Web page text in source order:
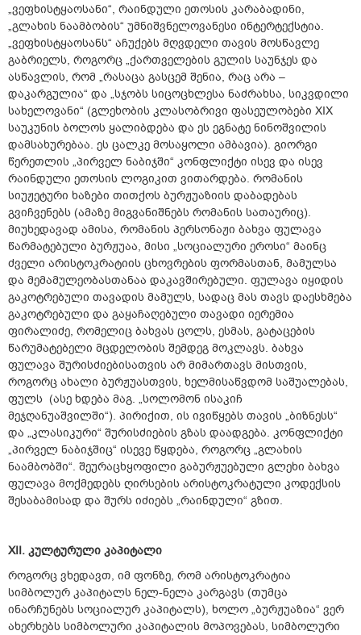
„ვეფხისტყაოსანი“, რაინდული ეთოსის კარაბადინი,
„გლახის ნაამბობის“ უმნიშვნელოვანესი ინტერტექსტია.
„ვეფხისტყაოსანს“ აჩუქებს მღვდელი თავის მოსწავლე
გაბრიელს, როგორც „ქართველების გულის საუნჯეს და
ასწავლის, რომ „რასაცა გასცემ შენია, რაც არა –
დაკარგულია“ და „სჯობს სიცოცხლესა ნაძრახსა, სიკვდილი
სახელოვანი“ (გლეხობის კლასობრივი ფასეულობები XIX
საუკუნის ბოლოს ყალიბდება და ეს ეგნატე ნინოშვილის
დამსახურებაა. ეს ცალკე მოსაყოლი ამბავია). გიორგი
წერეთლის „პირველ ნაბიჯში“ კონფლიქტი ისევ და ისევ
რაინდული ეთოსის ლოგიკით ვითარდება. რომანის
სიუჟეტური ხაზები თითქოს ბურჟუაზიის დაბადებას
გვიჩვენებს (ამაზე მიგვანიშნებს რომანის სათაურიც).
მიუხედავად ამისა, რომანის პერსონაჟი ბახვა ფულავა
წარმატებული ბურჟუაა, მისი „სოციალური ეროსი“ მაინც
ძველი არისტოკრატიის ცხოვრების ფორმასთან, მამულსა
და მემამულეობასთანაა დაკავშირებული. ფულავა იყიდის
გაკოტრებული თავადის მამულს, სადაც მას თავს დაესხმება
გაკოტრებული და გაყაჩაღებული თავადი იერემია
ფირალიძე, რომელიც ბახვას ცოლს, ესმას, გატაცების
წარუმატებელი მცდელობის შემდეგ მოკლავს. ბახვა
ფულავა შურისძიებისათვის არ მიმართავს მისთვის,
როგორც ახალი ბურჟუასთვის, ხელმისაწვდომ საშუალებას,
ფულს (ასე ხდება მაგ. „სოლომონ ისაკიჩ
მეჯღანუაშვილში“). პირიქით, ის ივიწყებს თავის „ბიზნესს“
და „კლასიკური“ შურისძიების გზას დაადგება. კონფლიქტი
„პირველ ნაბიჯშიც“ ისევე წყდება, როგორც „გლახის
ნაამბობში“. შეურაცხყოფილი გაბურჟუებული გლეხი ბახვა
ფულავა მოქმედებს ღირსების არისტოკრატული კოდექსის
შესაბამისად და შურს იძიებს „რაინდული“ გზით.
XII. კულტურული კაპიტალი
როგორც ვხედავთ, იმ ფონზე, რომ არისტოკრატია
სიმბოლურ კაპიტალს ნელ-ნელა კარგავს (თუმცა
ინარჩუნებს სოციალურ კაპიტალს), ხოლო „ბურჟუაზია“ ვერ
ახერხებს სიმბოლური კაპიტალის მოპოვებას, სიმბოლური